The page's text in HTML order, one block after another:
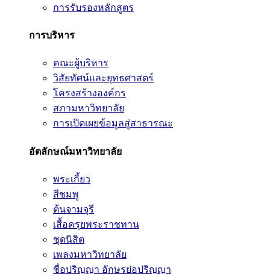
การรับรองหลักสูตร
การบริหาร
คณะผู้บริหาร
วิสัยทัศน์และยุทธศาสตร์
โครงสร้างองค์กร
สภามหาวิทยาลัย
การเปิดเผยข้อมูลสู่สาธารณะ
อัตลักษณ์มหาวิทยาลัย
พระเกี้ยว
สีชมพู
ต้นจามจุรี
เสื้อครุยพระราชทาน
ชุดนิสิต
เพลงมหาวิทยาลัย
ชื่อปริญญา อักษรย่อปริญญา